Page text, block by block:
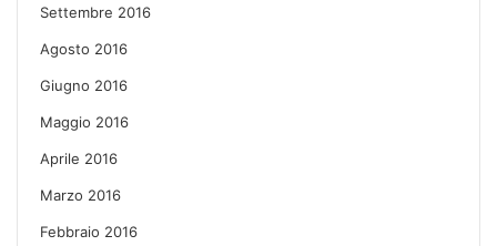
Settembre 2016
Agosto 2016
Giugno 2016
Maggio 2016
Aprile 2016
Marzo 2016
Febbraio 2016